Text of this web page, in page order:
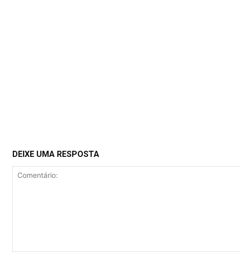
DEIXE UMA RESPOSTA